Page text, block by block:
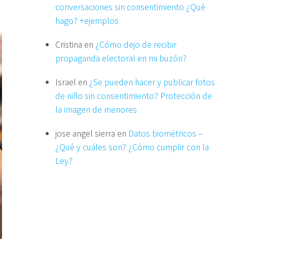
conversaciones sin consentimiento ¿Qué
hago? +ejemplos
Cristina en ¿Cómo dejo de recibir
propaganda electoral en mi buzón?
Israel en ¿Se pueden hacer y publicar fotos
de niño sin consentimiento? Protección de
la imagen de menores
jose angel sierra en Datos biométricos –
¿Qué y cuáles son? ¿Cómo cumplir con la
Ley?